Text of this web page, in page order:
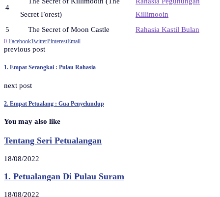
4
Secret Forest)
Killimooin
5
The Secret of Moon Castle Rahasia Kastil Bulan
0 FacebookTwitterPinterestEmail
previous post
1. Empat Serangkai : Pulau Rahasia
next post
2. Empat Petualang : Gua Penyelundup
You may also like
Tentang Seri Petualangan
18/08/2022
1. Petualangan Di Pulau Suram
18/08/2022